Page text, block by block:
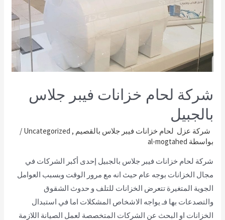
شركة لحام خزانات فيبر جلاس
بالجبيل
شركة عزل لحام خزانات فيبر جلاس بالقصيم ,
Uncategorized
/
بواسطة al-mogtahed
شركة لحام خزانات فيبر جلاس بالجبيل إحدى أكبر الشركات في
مجال الخزانات بوجه عام حيث انه مع مرور الوقت وبسبب العوامل
الجوية المتغيرة تتعرض الخزانات للتلف و حدوث الشقوق
والتصدعات بها فـ يواجه الاشخاص المشكلات اما في استبدال
الخزانات او البحث عن الشركات المتخصصة لعمل الصيانة اللازمة